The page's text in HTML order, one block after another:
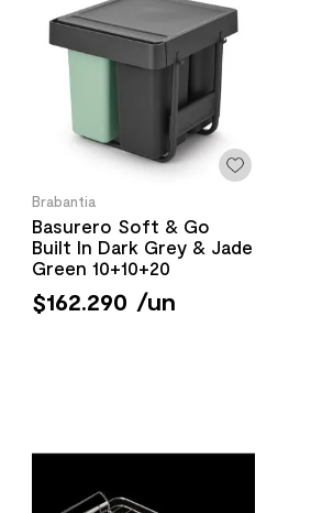
Brabantia
Basurero Soft & Go
Built In Dark Grey & Jade
Green 10+10+20
$162.290 /un